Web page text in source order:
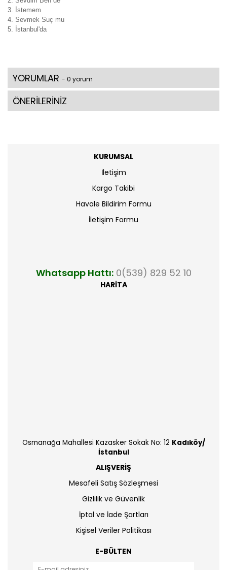
İstemem
Sevmek Suç mu
İstanbul'da
YORUMLAR - 0 yorum
ÖNERİLERİNİZ
KURUMSAL
İletişim
Kargo Takibi
Havale Bildirim Formu
İletişim Formu
Whatsapp Hattı: 0(539) 829 52 10
HARİTA
Osmanağa Mahallesi Kazasker Sokak No: 12 Kadıköy/
İstanbul
ALIŞVERİŞ
Mesafeli Satış Sözleşmesi
Gizlilik ve Güvenlik
İptal ve İade Şartları
Kişisel Veriler Politikası
E-BÜLTEN